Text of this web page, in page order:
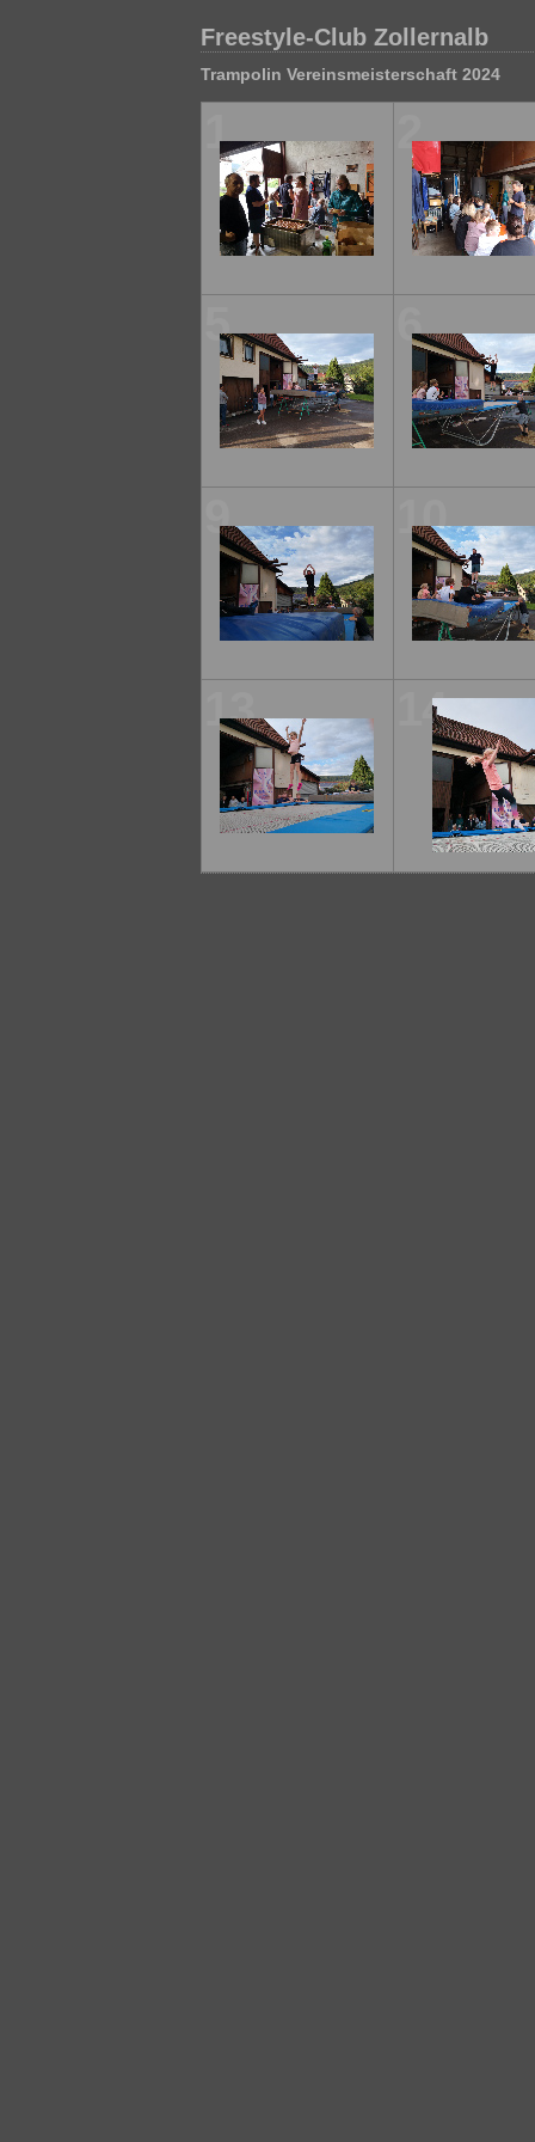
Freestyle-Club Zollernalb
Trampolin Vereinsmeisterschaft 2024
1 2
5 6
9 10
13 14